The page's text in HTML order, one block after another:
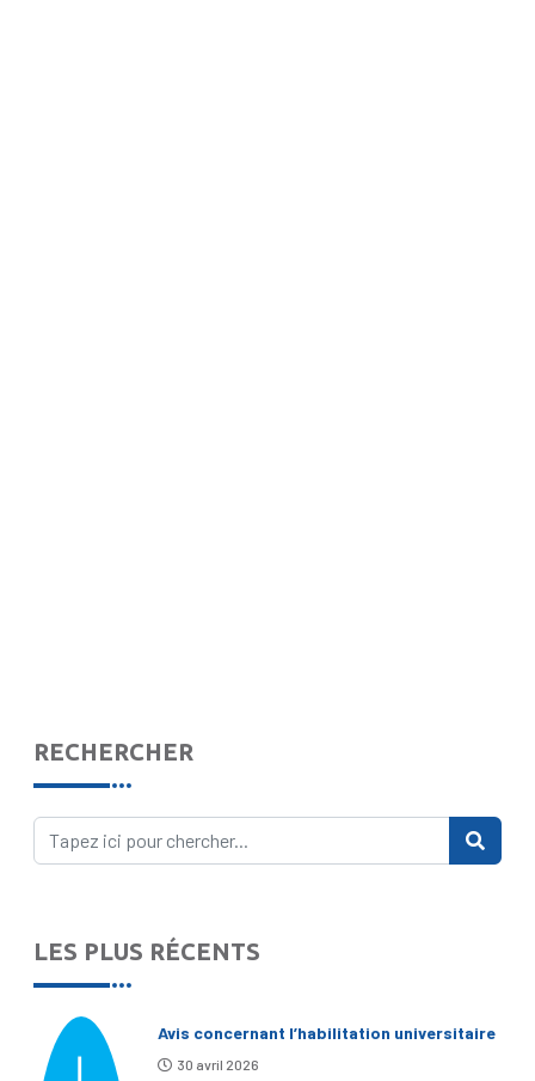
RECHERCHER
LES PLUS RÉCENTS
Avis concernant l’habilitation universitaire
30 avril 2026